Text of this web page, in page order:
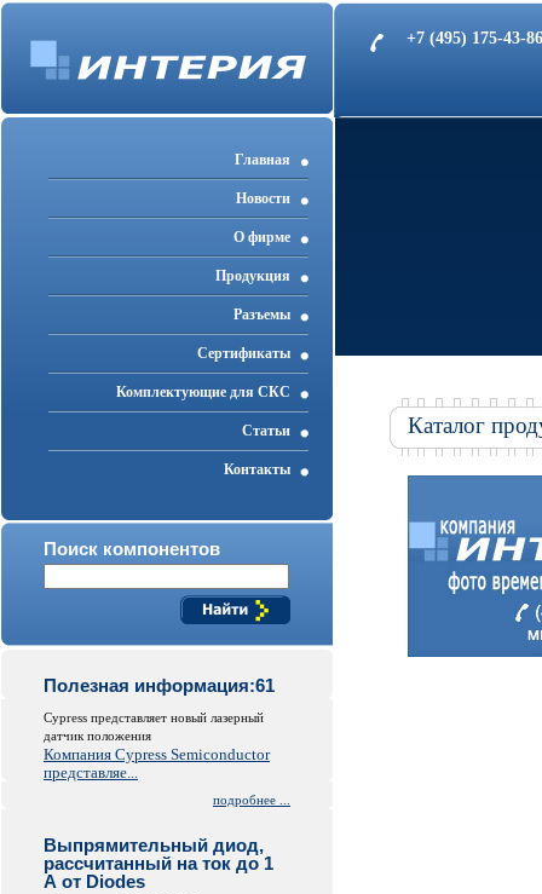
+7 (495) 175-43-
Главная
Новости
О фирме
Продукция
Разъемы
Cертификаты
Комплектующие для СКС
Статьи
Контакты
Поиск компонентов
Полезная информация:61
Cypress представляет новый лазерный
датчик положения
Компания Cypress Semiconductor
представляе...
подробнее ...
Выпрямительный диод,
рассчитанный на ток до 1
А от Diodes
Каталог